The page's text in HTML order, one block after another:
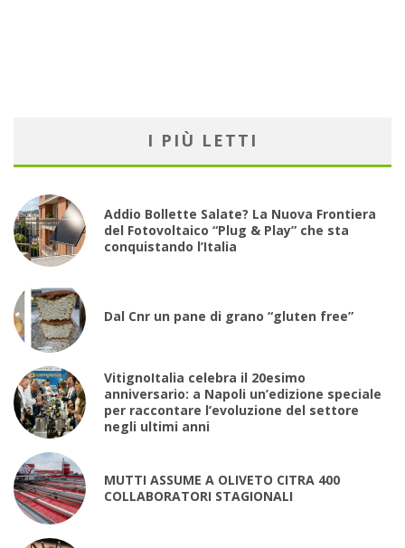
I PIÙ LETTI
Addio Bollette Salate? La Nuova Frontiera
del Fotovoltaico “Plug & Play” che sta
conquistando l’Italia
Dal Cnr un pane di grano “gluten free”
VitignoItalia celebra il 20esimo
anniversario: a Napoli un’edizione speciale
per raccontare l’evoluzione del settore
negli ultimi anni
MUTTI ASSUME A OLIVETO CITRA 400
COLLABORATORI STAGIONALI